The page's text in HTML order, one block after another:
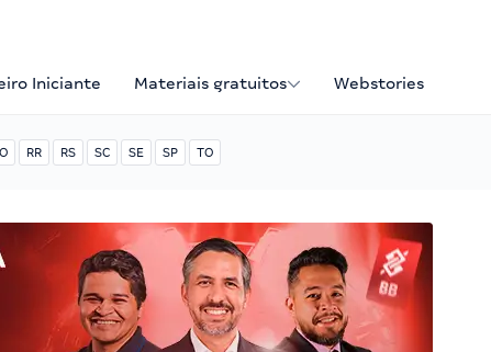
Iniciante Materiais gratuitos Webstories
RR RS SC SE SP TO